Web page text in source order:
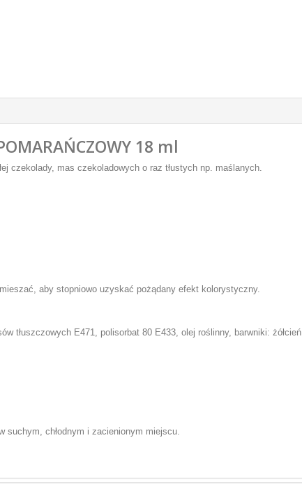
18 ml
czekolady, mas czekoladowych o raz tłustych np. maślanych.
aby stopniowo uzyskać pożądany efekt kolorystyczny.
tłuszczowych E471, polisorbat 80 E433, olej roślinny, barwniki: żółcień
suchym, chłodnym i zacienionym miejscu.